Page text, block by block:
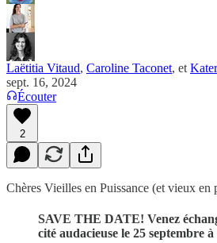
Laëtitia Vitaud, Caroline Taconet, et
sept. 16, 2024
Écouter
2
Chères Vieilles en Puissance (et vieux en
SAVE THE DATE! Venez
cité audacieuse le 25 septembre à